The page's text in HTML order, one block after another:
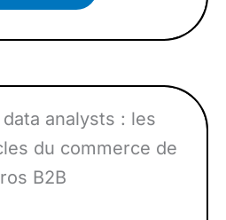
analysts : les
du commerce de
B2B